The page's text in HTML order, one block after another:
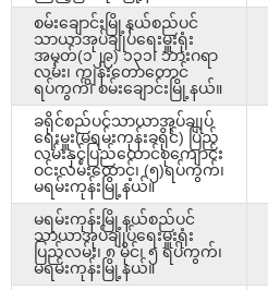
စမ်းချောင်းမြို့နယ်စည်ပင်
သာယာအုပ်ချုပ်ရေးမှူးရုံး
အမှတ်(၁၂၉) ၁၃၁၊ ဘားဂရာ
လမ်း၊ ကျွန်းတောတောင်
ရပ်ကွက်၊ စမ်းချောင်းမြို့နယ်။
ခရိုင်စည်ပင်သာယာအုပ်ချုပ်
ရေးမှူး(မရမ်းကုန်းခရိုင်) ပြည်
လမ်းနှင့်ပြည်ထောင်စုကျောင်း
ဝင်းလမ်းထောင့်၊ (၅)ရပ်ကွက်၊
မရမ်းကုန်းမြို့နယ်။
မရမ်းကုန်းမြို့နယ်စည်ပင်
သာယာအုပ်ချုပ်ရေးမှူးရုံး
ပြည်လမ်း၊ ၈ မိုင်၊ ၅ ရပ်ကွက်၊
မရမ်းကုန်းမြို့နယ်။